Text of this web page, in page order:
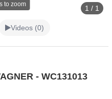
to zoom 1 / 1
Videos (0)
- WC131013